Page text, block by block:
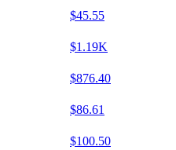
$45.55
$1.19K
$876.40
$86.61
$100.50